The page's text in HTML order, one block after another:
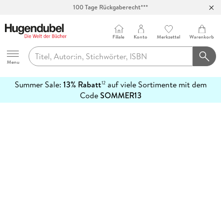
100 Tage Rückgaberecht***
Hugendubel
Menu
Filiale Konto Merkzettel Warenkorb
Summer Sale: 13% Rabatt12auf viele Sortimente mit dem
CodeSOMMER13
erfahren